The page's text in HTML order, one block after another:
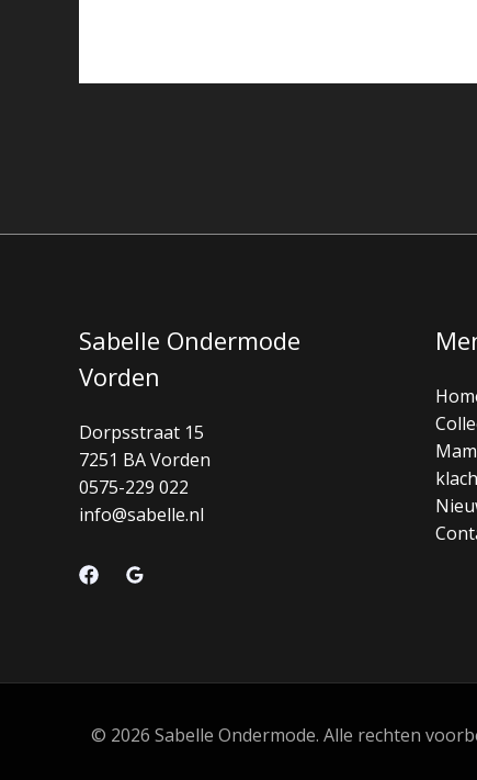
Sabelle Ondermode
Vorden
Dorpsstraat 15
7251 BA Vorden
0575-229 022
info@sabelle.nl
© 2026 Sabelle Ondermode. Alle rechten